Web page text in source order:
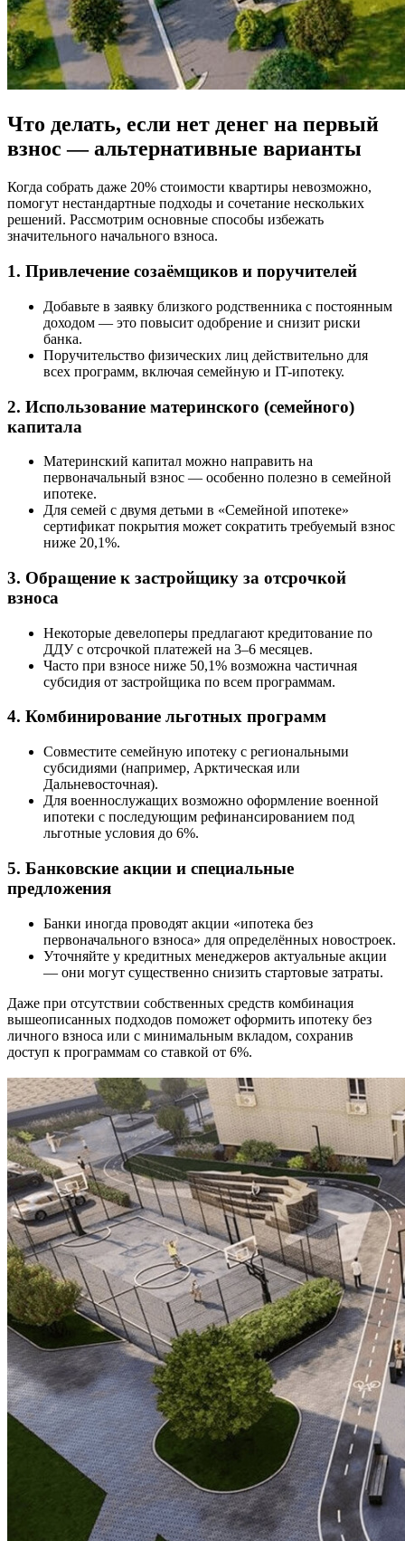
Что делать, если нет денег на первый
взнос — альтернативные варианты
Когда собрать даже 20% стоимости квартиры невозможно,
помогут нестандартные подходы и сочетание нескольких
решений. Рассмотрим основные способы избежать
значительного начального взноса.
1. Привлечение созаёмщиков и поручителей
Добавьте в заявку близкого родственника с постоянным
доходом — это повысит одобрение и снизит риски
банка.
Поручительство физических лиц действительно для
всех программ, включая семейную и IT-ипотеку.
2. Использование материнского (семейного)
капитала
Материнский капитал можно направить на
первоначальный взнос — особенно полезно в семейной
ипотеке.
Для семей с двумя детьми в «Семейной ипотеке»
сертификат покрытия может сократить требуемый взнос
ниже 20,1%.
3. Обращение к застройщику за отсрочкой
взноса
Некоторые девелоперы предлагают кредитование по
ДДУ с отсрочкой платежей на 3–6 месяцев.
Часто при взносе ниже 50,1% возможна частичная
субсидия от застройщика по всем программам.
4. Комбинирование льготных программ
Совместите семейную ипотеку с региональными
субсидиями (например, Арктическая или
Дальневосточная).
Для военнослужащих возможно оформление военной
ипотеки с последующим рефинансированием под
льготные условия до 6%.
5. Банковские акции и специальные
предложения
Банки иногда проводят акции «ипотека без
первоначального взноса» для определённых новостроек.
Уточняйте у кредитных менеджеров актуальные акции
— они могут существенно снизить стартовые затраты.
Даже при отсутствии собственных средств комбинация
вышеописанных подходов поможет оформить ипотеку без
личного взноса или с минимальным вкладом, сохранив
доступ к программам со ставкой от 6%.